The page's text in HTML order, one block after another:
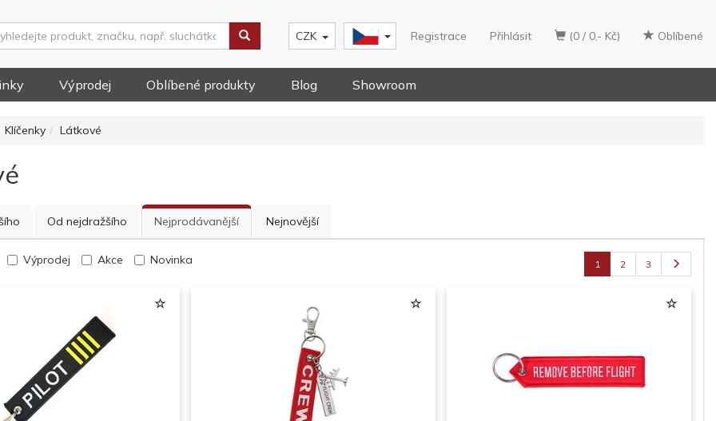
(0 / 0,- Kč) Oblíbené
Registrace Přihlásit
CZK
Výprodej Oblíbené produkty Blog Showroom
Klíčenky Látkové
Od nejdražšího Nejprodávanější Nejnovější
Výprodej Akce Novinka 1 2 3